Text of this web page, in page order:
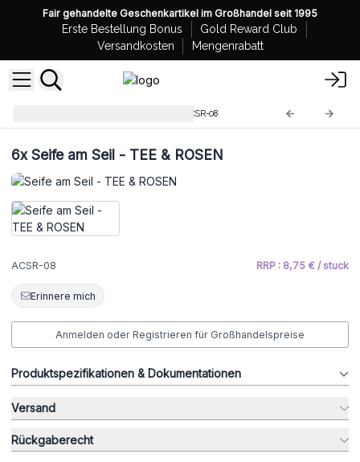
Fair gehandelte Geschenkartikel im Großhandel seit 1995
Erste Bestellung Bonus
Gold Reward Club
Versandkosten
Mengenrabatt
ACSR-08
6xSeife am Seil - TEE & ROSEN
ACSR-08 RRP : 8,75 € / stuck
Erinnere mich
Anmelden oder Registrieren für Großhandelspreise
Produktspezifikationen & Dokumentationen
Versand
Rückgaberecht